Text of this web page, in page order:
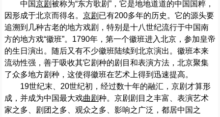
中国京剧被称为“东方歌剧”，它是地地道道的中国国粹，
因形成于北京而得名。 京剧 已有200多年的历史。它的源头要
追溯到几种古老的地方戏剧，特别是十八世纪流行于中国南
方的地方戏“徽班”。1790年，第一个徽班进入北京，参加皇帝
的生日演出。随后又有不少徽班陆续到北京演出。徽班本来
流动性强，善于吸收其它剧种的剧目和表演方法，北京聚集
了众多地方剧种，这使得徽班在艺术上得到迅速提高。
19世纪末、20世纪初，经过数十年的融汇，京剧才算形
成，并成为中国最大戏曲剧种。京剧剧目之丰富、表演艺术
家之多、剧团之多、观众之多、影响之广泛，都居中国之